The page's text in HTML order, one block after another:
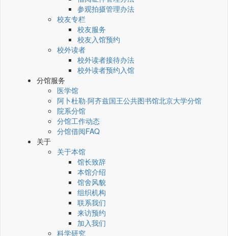
参观拍摄管理办法
校友专栏
校友服务
校友入馆预约
校外读者
校外读者接待办法
校外读者预约入馆
分馆服务
医学馆
阿卜杜勒·阿齐兹国王公共图书馆北京大学分馆
院系分馆
分馆工作动态
分馆借阅FAQ
关于
关于本馆
馆长致辞
本馆介绍
馆舍风貌
组织机构
联系我们
来访预约
加入我们
科学研究